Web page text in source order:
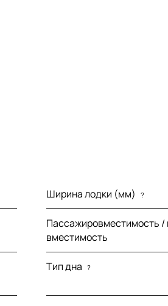
Ширина лодки (мм) ?
Пассажировместимость /
вместимость
Тип дна ?